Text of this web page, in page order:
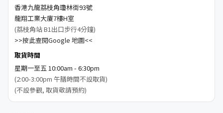
香港九龍荔枝角瓊林街93號
龍翔工業大廈7樓H室
(荔枝角站 B1出口步行4分鐘)
>>按此查閱Google 地圖<<
取貨時間
星期一至五 10:00am - 6:30pm
(2:00-3:00pm 午膳時間不設取貨)
(不設參觀, 取貨敬請預約)